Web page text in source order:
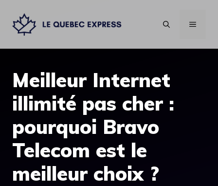
contenu
MENU
Meilleur Internet
illimité pas cher :
pourquoi Bravo
Telecom est le
meilleur choix ?